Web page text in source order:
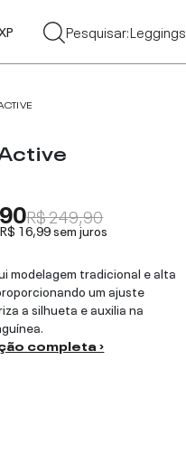
Pesquisar:Leggings
R$ 249,90
R$ 16,99sem juros
modelagem tradicional e alta
um ajuste
a silhueta e auxilia na
completa ›